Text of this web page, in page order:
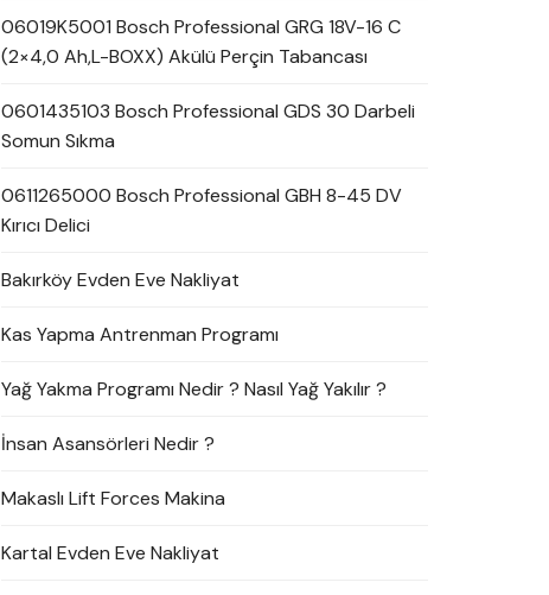
06019K5001 Bosch Professional GRG 18V-16 C
(2×4,0 Ah,L-BOXX) Akülü Perçin Tabancası
0601435103 Bosch Professional GDS 30 Darbeli
Somun Sıkma
0611265000 Bosch Professional GBH 8-45 DV
Kırıcı Delici
Bakırköy Evden Eve Nakliyat
Kas Yapma Antrenman Programı
Yağ Yakma Programı Nedir ? Nasıl Yağ Yakılır ?
İnsan Asansörleri Nedir ?
Makaslı Lift Forces Makina
Kartal Evden Eve Nakliyat